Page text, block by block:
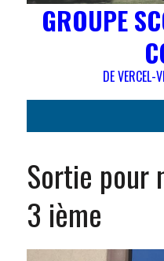
GROUPE
DE VERCEL-
Sortie pour
3 ième